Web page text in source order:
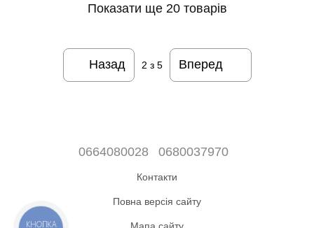
Показати ще 20 товарів
Назад 2 з 5 Вперед
0664080028 0680037970
Контакти
Повна версія сайту
КНОПКА